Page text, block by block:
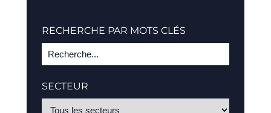
RECHERCHE PAR MOTS CLÉS
SECTEUR